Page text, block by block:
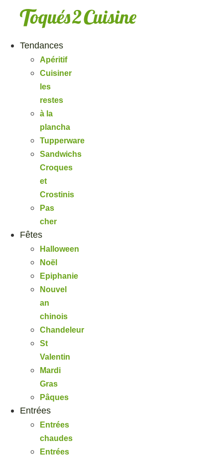
Tendances
Apéritif
Cuisiner
les
restes
à la
plancha
Tupperware
Sandwichs
Croques
et
Crostinis
Pas
cher
Fêtes
Halloween
Noël
Epiphanie
Nouvel
an
chinois
Chandeleur
St
Valentin
Mardi
Gras
Pâques
Entrées
Entrées
chaudes
Entrées